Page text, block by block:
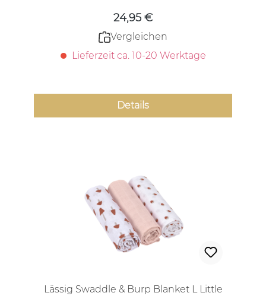
24,95 €
Vergleichen
Lieferzeit ca. 10-20 Werktage
Details
Lässig Swaddle & Burp Blanket L Little